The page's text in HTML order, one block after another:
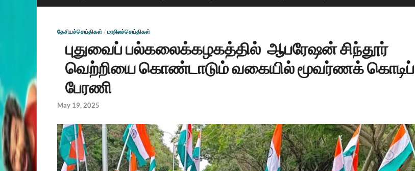
தேசியச்செய்திகள் / மாநிலச்செய்திகள்
புதுவைப் பல்கலைக்கழகத்தில் ஆபரேஷன் சிந்தூர்
வெற்றியை கொண்டாடும் வகையில் மூவர்ணக் கொடிப்
பேரணி
May 19, 2025